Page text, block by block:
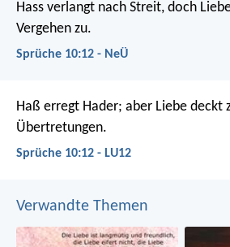
Hass verlangt nach Streit, doch
Vergehen zu.
Sprüche 10:12 - NeÜ
Haß erregt Hader; aber Liebe deckt
Übertretungen.
Sprüche 10:12 - LU12
Verwandte Themen